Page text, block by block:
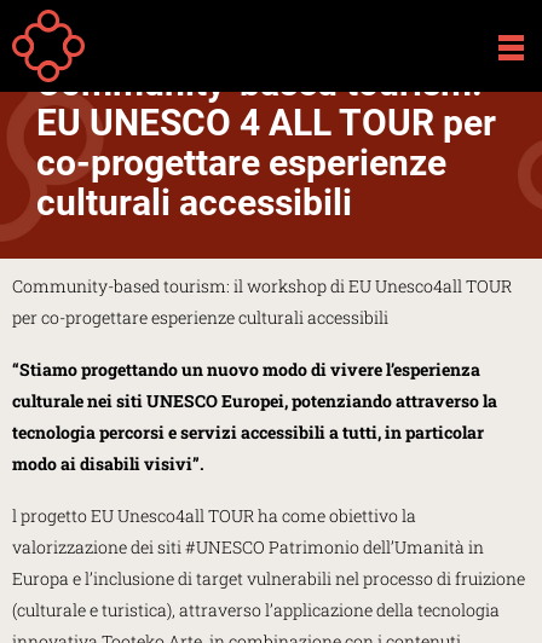
Salta al contenuto principale
Your
are
here
Home
Community-based tourism:
EU UNESCO 4 ALL TOUR per
co-progettare esperienze
culturali accessibili
Community-based tourism: il workshop di EU Unesco4all TOUR
per co-progettare esperienze culturali accessibili
“Stiamo progettando un nuovo modo di vivere l’esperienza
culturale nei siti UNESCO Europei, potenziando attraverso la
tecnologia percorsi e servizi accessibili a tutti, in particolar
modo ai disabili visivi”.
l progetto EU Unesco4all TOUR ha come obiettivo la
valorizzazione dei siti #UNESCO Patrimonio dell’Umanità in
Europa e l’inclusione di target vulnerabili nel processo di fruizione
(culturale e turistica), attraverso l’applicazione della tecnologia